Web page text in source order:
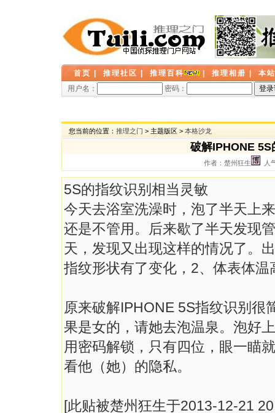
首页 推理社区 推理百科 推理相册
本
用户名：
密码：
您当前的位置： 推理之门 > 主题版区 > 本格沙龙
破解IPHONE
作者：楚州狂生 人
5S的指纹识别相当灵敏
今天去浴室洗澡时，泡了半天上
还是不管用。后来歇了半天发现
天，发现又出现这样的情况了。
指纹形状有了变化，2、体表体
原来破解IPHONE 5S指纹识别很
果是女的，请她去泡温泉。泡好
用密码解锁，只有四位，眼一瞄
看他（她）的隐私。
[此贴被楚州狂生于2013-12-21